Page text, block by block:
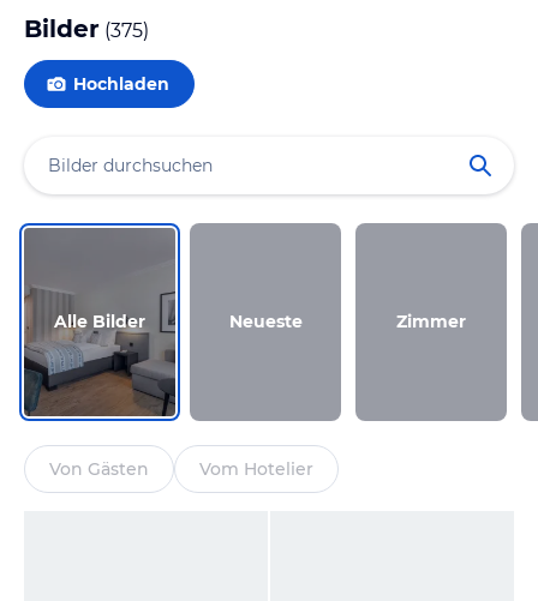
Bilder (375)
Hochladen
Alle Bilder Neueste Zimmer
Von Gästen Vom Hotelier